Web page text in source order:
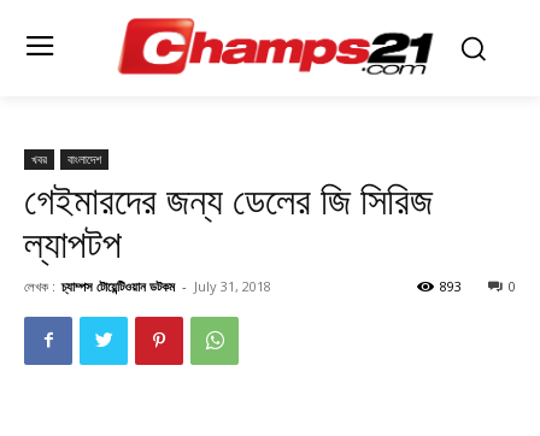
খবর বাংলাদেশ
গেইমারদের জন্য ডেলের জি সিরিজ
ল্যাপটপ
লেখক : চ্যাম্পস টোয়েন্টিওয়ান ডটকম - July 31, 2018 0
893